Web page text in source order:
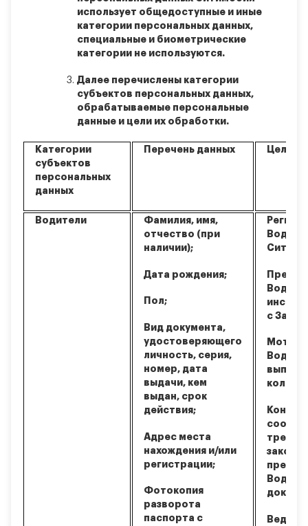
использует общедоступные и иные
категории персональных данных,
специальные и биометрические
категории не используются.
Далее перечислены категории
субъектов персональных данных,
обрабатываемые персональные
данные и цели их обработки.
Категории
субъектов
персональных
данных
Перечень данных Цели
Водители
Фамилия, имя,
отчество (при
наличии);
Дата рождения;
Пол;
Вид документа,
удостоверяющего
личность, серия,
номер, дата
выдачи, кем
выдан, срок
действия;
Адрес места
нахождения и/или
регистрации;
Фотокопия
разворота
паспорта с
с